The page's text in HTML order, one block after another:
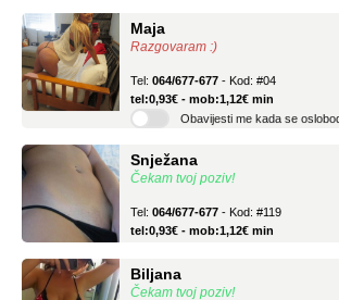
Razgovaram :)
tel:0,93€ - mob:1,12€ min
Obavijesti me kada se oslobodi
Čekam tvoj poziv!
tel:0,93€ - mob:1,12€ min
Čekam tvoj poziv!